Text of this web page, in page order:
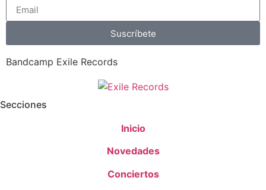
Suscríbete
Bandcamp Exile Records
Secciones
Inicio
Novedades
Conciertos